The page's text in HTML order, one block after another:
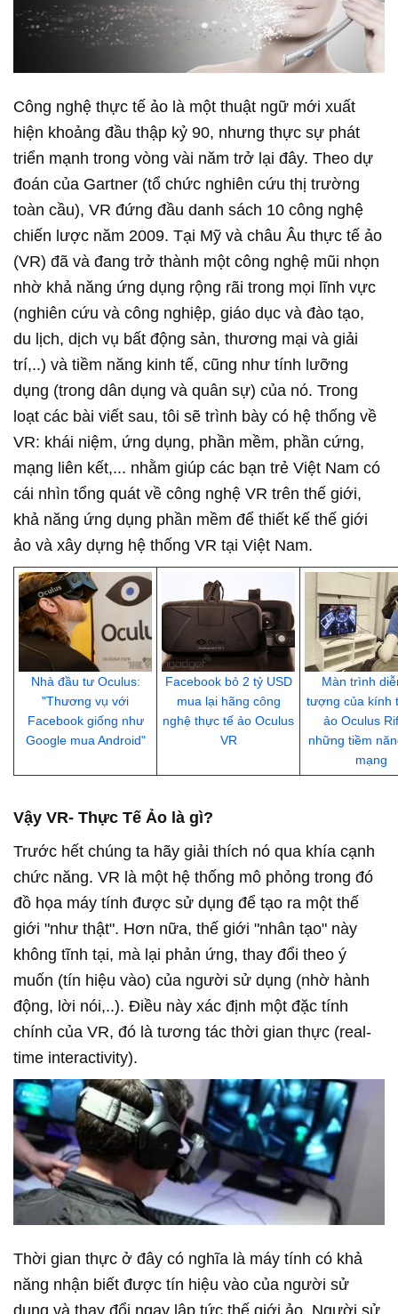
Công nghệ thực tế ảo là một thuật ngữ mới xuất
hiện khoảng đầu thập kỷ 90, nhưng thực sự phát
triển mạnh trong vòng vài năm trở lại đây. Theo dự
đoán của Gartner (tổ chức nghiên cứu thị trường
toàn cầu), VR đứng đầu danh sách 10 công nghệ
chiến lược năm 2009. Tại Mỹ và châu Âu thực tế ảo
(VR) đã và đang trở thành một công nghệ mũi nhọn
nhờ khả năng ứng dụng rộng rãi trong mọi lĩnh vực
(nghiên cứu và công nghiệp, giáo dục và đào tạo,
du lịch, dịch vụ bất động sản, thương mại và giải
trí,..) và tiềm năng kinh tế, cũng như tính lưỡng
dụng (trong dân dụng và quân sự) của nó. Trong
loạt các bài viết sau, tôi sẽ trình bày có hệ thống về
VR: khái niệm, ứng dụng, phần mềm, phần cứng,
mạng liên kết,... nhằm giúp các bạn trẻ Việt Nam có
cái nhìn tổng quát về công nghệ VR trên thế giới,
khả năng ứng dụng phần mềm để thiết kế thế giới
ảo và xây dựng hệ thống VR tại Việt Nam.
Nhà đầu tư Oculus:
"Thương vụ với
Facebook giống như
Google mua Android"
Facebook bỏ 2 tỷ USD
mua lại hãng công
nghệ thực tế ảo Oculus
VR
Màn trình
tượng của kính
ảo Oculus
những tiềm
mạng
Vậy VR- Thực Tế Ảo là gì?
Trước hết chúng ta hãy giải thích nó qua khía cạnh
chức năng. VR là một hệ thống mô phỏng trong đó
đồ họa máy tính được sử dụng để tạo ra một thế
giới "như thật". Hơn nữa, thế giới "nhân tạo" này
không tĩnh tại, mà lại phản ứng, thay đổi theo ý
muốn (tín hiệu vào) của người sử dụng (nhờ hành
động, lời nói,..). Điều này xác định một đặc tính
chính của VR, đó là tương tác thời gian thực (real-
time interactivity).
Thời gian thực ở đây có nghĩa là máy tính có khả
năng nhận biết được tín hiệu vào của người sử